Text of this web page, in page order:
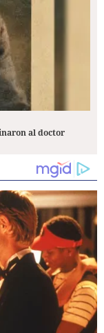
al doctor